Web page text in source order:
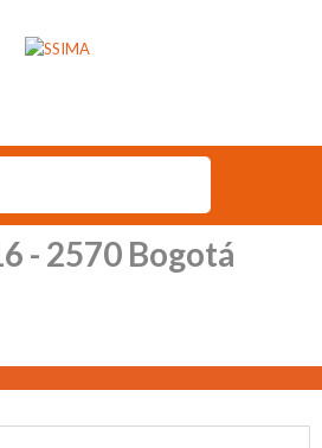
- 2570 Bogotá